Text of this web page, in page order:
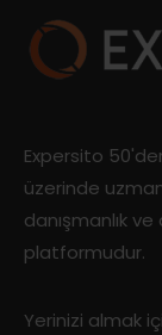
Expersito
üzerinde
danışmanlık
platformudur.
Yerinizi almak